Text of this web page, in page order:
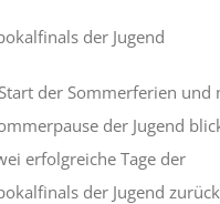
der Jugend
der Sommerferien und
der Jugend
erfolgreiche Tage der
der Jugend